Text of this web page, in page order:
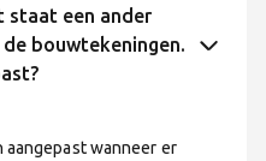
staat een ander
bouwtekeningen.
aangepast wanneer er